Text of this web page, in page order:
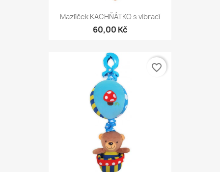
Mazlíček KACHŇÁTKO s vibrací
60,00 Kč
favorite_border